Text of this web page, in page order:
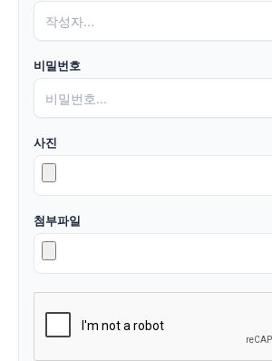
비밀번호
사진
첨부파일